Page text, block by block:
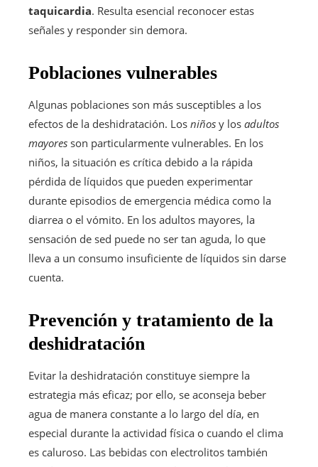
taquicardia. Resulta esencial reconocer estas
señales y responder sin demora.
Poblaciones vulnerables
Algunas poblaciones son más susceptibles a los
efectos de la deshidratación. Los niños y los adultos
mayores son particularmente vulnerables. En los
niños, la situación es crítica debido a la rápida
pérdida de líquidos que pueden experimentar
durante episodios de emergencia médica como la
diarrea o el vómito. En los adultos mayores, la
sensación de sed puede no ser tan aguda, lo que
lleva a un consumo insuficiente de líquidos sin darse
cuenta.
Prevención y tratamiento de la
deshidratación
Evitar la deshidratación constituye siempre la
estrategia más eficaz; por ello, se aconseja beber
agua de manera constante a lo largo del día, en
especial durante la actividad física o cuando el clima
es caluroso. Las bebidas con electrolitos también